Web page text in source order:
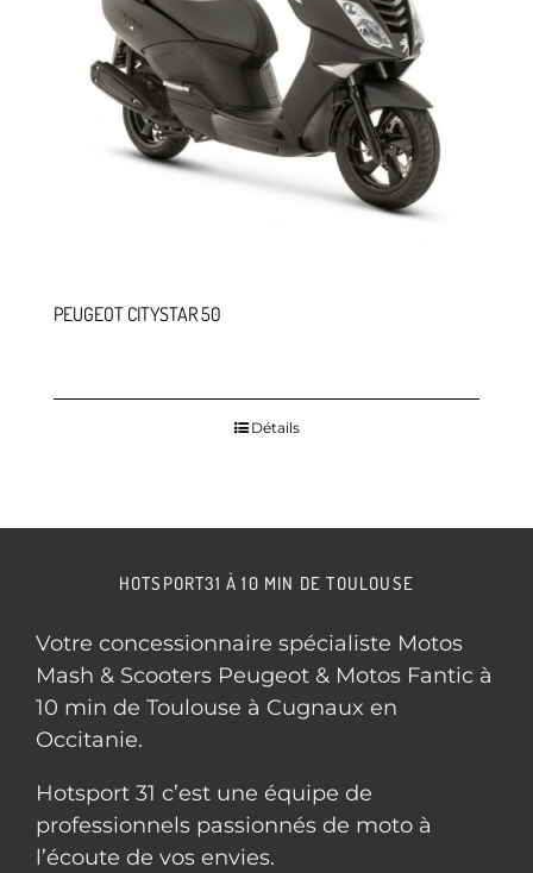
PEUGEOT CITYSTAR 50
Détails
HOTSPORT31 À 10 MIN DE TOULOUSE
Votre concessionnaire spécialiste Motos
Mash & Scooters Peugeot & Motos Fantic à
10 min de Toulouse à Cugnaux en
Occitanie.
Hotsport 31 c’est une équipe de
professionnels passionnés de moto à
l’écoute de vos envies.